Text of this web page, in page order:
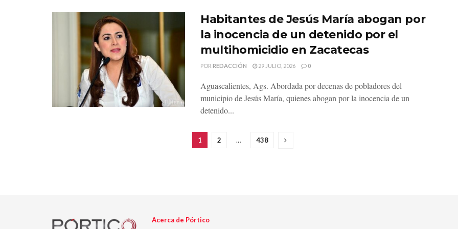
Habitantes de Jesús María abogan por
la inocencia de un detenido por el
multihomicidio en Zacatecas
POR REDACCIÓN 29 JULIO, 2026 0
Aguascalientes, Ags. Abordada por decenas de pobladores del
municipio de Jesús María, quienes abogan por la inocencia de un
detenido...
1 2 … 438
Acerca de Pórtico